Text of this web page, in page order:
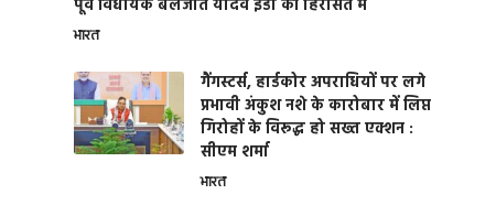
पूर्व विधायक बलजीत यादव ईडी की हिरासत में
भारत
गैंगस्टर्स, हार्डकोर अपराधियों पर लगे
प्रभावी अंकुश नशे के कारोबार में लिप्त
गिरोहों के विरूद्ध हो सख्त एक्शन :
सीएम शर्मा
भारत